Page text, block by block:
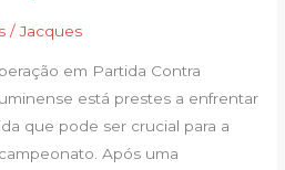
/Jacques
em Partida Contra
está prestes a enfrentar
que pode ser crucial para a
Após uma